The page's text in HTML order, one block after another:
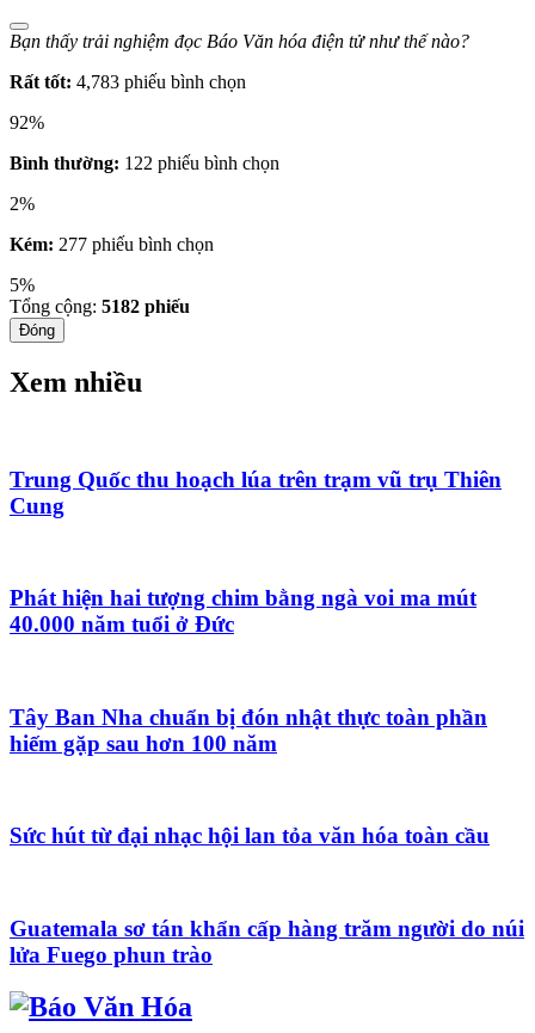
Bạn thấy trải nghiệm đọc Báo Văn hóa điện tử như thế nào?
Rất tốt: 4,783 phiếu bình chọn
92%
Bình thường: 122 phiếu bình chọn
2%
Kém: 277 phiếu bình chọn
5%
Tổng cộng: 5182 phiếu
Đóng
Xem nhiều
Trung Quốc thu hoạch lúa trên trạm vũ trụ Thiên
Cung
Phát hiện hai tượng chim bằng ngà voi ma mút
40.000 năm tuổi ở Đức
Tây Ban Nha chuẩn bị đón nhật thực toàn phần
hiếm gặp sau hơn 100 năm
Sức hút từ đại nhạc hội lan tỏa văn hóa toàn cầu
Guatemala sơ tán khẩn cấp hàng trăm người do núi
lửa Fuego phun trào